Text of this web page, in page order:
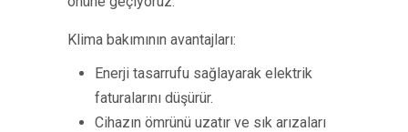
Klima bakımının avantajları:
Enerji tasarrufu sağlayarak elektrik
faturalarını düşürür.
Cihazın ömrünü uzatır ve sık arızaları